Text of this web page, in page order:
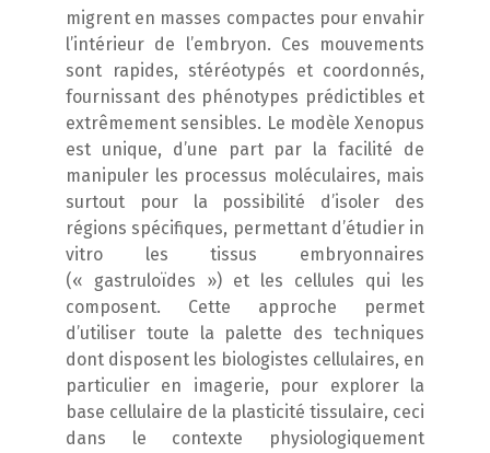
migrent en masses compactes pour envahir
l’intérieur de l’embryon. Ces mouvements
sont rapides, stéréotypés et coordonnés,
fournissant des phénotypes prédictibles et
extrêmement sensibles. Le modèle Xenopus
est unique, d’une part par la facilité de
manipuler les processus moléculaires, mais
surtout pour la possibilité d’isoler des
régions spécifiques, permettant d’étudier in
vitro les tissus embryonnaires
(« gastruloïdes ») et les cellules qui les
composent. Cette approche permet
d’utiliser toute la palette des techniques
dont disposent les biologistes cellulaires, en
particulier en imagerie, pour explorer la
base cellulaire de la plasticité tissulaire, ceci
dans le contexte physiologiquement